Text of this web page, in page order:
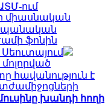
ում
միասնական
ֆոնին
Սեուտայում
հավանություն է
խանդի հողի